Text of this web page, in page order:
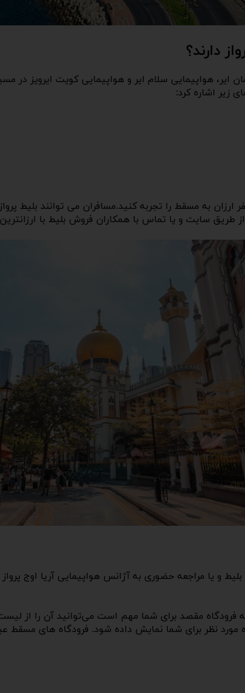
دارند؟
ایر، هواپیمایی سلام ایر و هواپیمایی کویت ایرویز در
زیر اشاره کرد:
ارزان به مسقط را تجربه کنید.مسافران می توانند بلیط
طریق سایت و یا تماس با همکاران فروش بلیط با
و یا مراجعه حضوری به آژانس هواپیمایی آریا اوج پرواز
فرودگاه مقصد برای شما مهم است می‌توانید آن را از
نظر برای شما نمایش داده شود. فرودگاه های مسقط